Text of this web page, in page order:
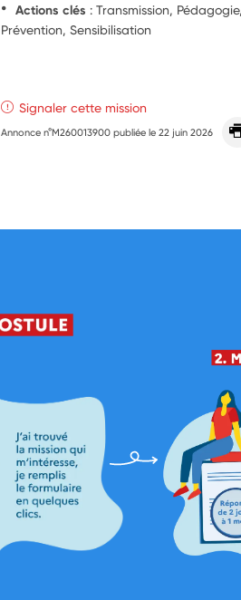
Actions clés : Transmission,
Prévention, Sensibilisation
Signaler cette mission
Annonce n°M260013900 publiée le22 juin 2026